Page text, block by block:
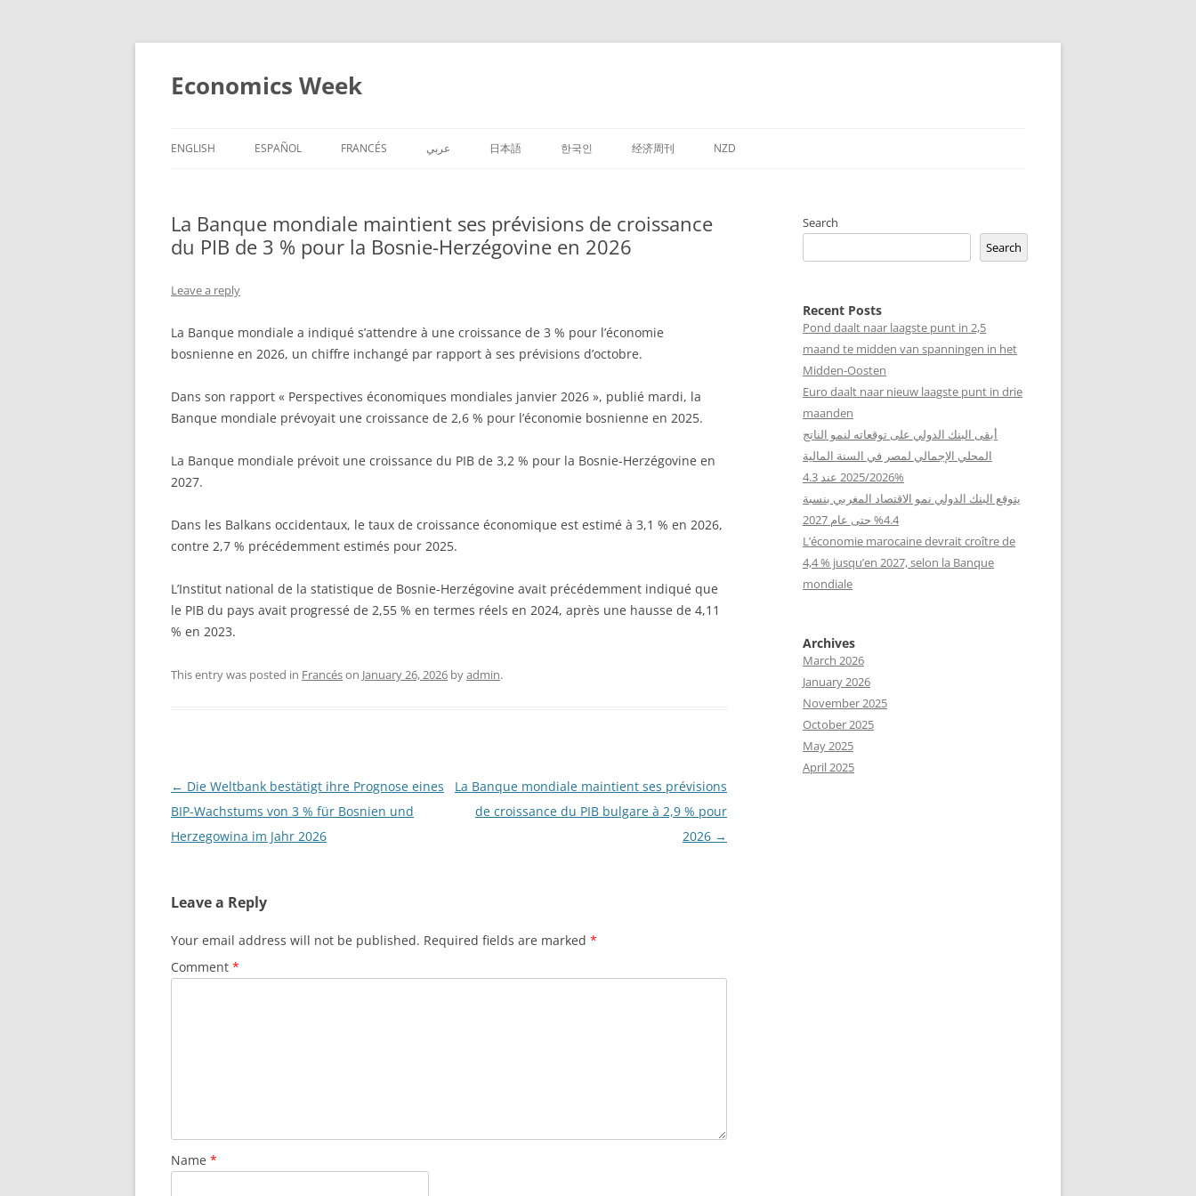
Skip
content
Economics Week
ENGLISH ESPAÑOL FRANCÉS عربي 日本語 한국인 经济周刊 NZD
La Banque mondiale maintient ses prévisions de croissance
du PIB de 3 % pour la Bosnie-Herzégovine en 2026
Leave a reply
La Banque mondiale a indiqué s’attendre à une croissance de 3 % pour l’économie
bosnienne en 2026, un chiffre inchangé par rapport à ses prévisions d’octobre.
Dans son rapport « Perspectives économiques mondiales janvier 2026 », publié mardi, la
Banque mondiale prévoyait une croissance de 2,6 % pour l’économie bosnienne en 2025.
La Banque mondiale prévoit une croissance du PIB de 3,2 % pour la Bosnie-Herzégovine en
2027.
Dans les Balkans occidentaux, le taux de croissance économique est estimé à 3,1 % en 2026,
contre 2,7 % précédemment estimés pour 2025.
L’Institut national de la statistique de Bosnie-Herzégovine avait précédemment indiqué que
le PIB du pays avait progressé de 2,55 % en termes réels en 2024, après une hausse de 4,11
% en 2023.
This entry was posted in Francéson January 26, 2026 byadmin.
Post
navigation
← Die Weltbank bestätigt ihre Prognose eines
BIP-Wachstums von 3 % für Bosnien und
Herzegowina im Jahr 2026
La Banque mondiale maintient ses prévisions
de croissance du PIB bulgare à 2,9 % pour
2026 →
Leave a Reply
Your email address will not be published. Required fields are marked *
Comment *
Name *
Search
Search
Recent Posts
Pond daalt naar laagste punt in 2,5
maand te midden van spanningen in het
Midden-Oosten
Euro daalt naar nieuw laagste punt in drie
maanden
أبقى البنك الدولي على توقعاته لنمو الناتج
المحلي الإجمالي لمصر في السنة المالية
2025/2026 عند 4.3%
يتوقع البنك الدولي نمو الاقتصاد المغربي بنسبة
4.4% حتى عام 2027
L’économie marocaine devrait croître de
4,4 % jusqu’en 2027, selon la Banque
mondiale
Archives
March 2026
January 2026
November 2025
October 2025
May 2025
April 2025